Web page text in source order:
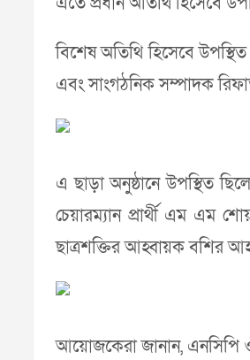
বিশেষ অতিথি হিসেবে
এবং সাংগঠনিক সম্পাদক
এ ছাড়া অনুষ্ঠানে উপস্থিত
চেয়ারম্যান প্রার্থী এম এম
ছাত্রশক্তির আহ্বায়ক বশির
আয়োজকেরা জানান, এনসিপি